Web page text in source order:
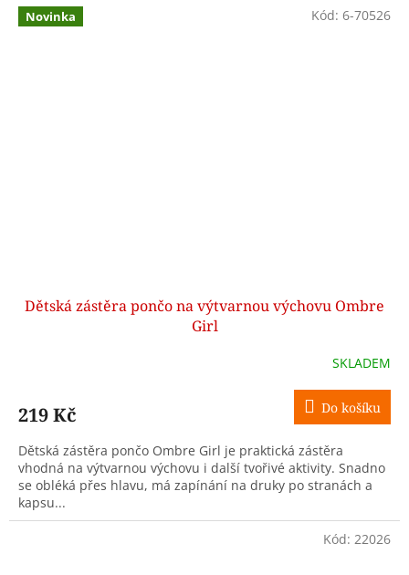
Novinka
Dětská zástěra pončo na výtvarnou výchovu Ombre
Girl
SKLADEM
219 Kč Do košíku
Dětská zástěra pončo Ombre Girl je praktická zástěra
vhodná na výtvarnou výchovu i další tvořivé aktivity. Snadno
se obléká přes hlavu, má zapínání na druky po stranách a
kapsu...
Kód: 6-70526
Kód: 22026